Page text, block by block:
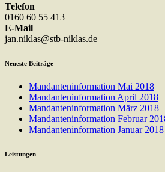
Telefon
0160 60 55 413
E-Mail
jan.niklas@stb-niklas.de
Neueste Beiträge
Mandanteninformation Mai 2018
Mandanteninformation April 2018
Mandanteninformation März 2018
Mandanteninformation Februar
Mandanteninformation Januar 2018
Leistungen